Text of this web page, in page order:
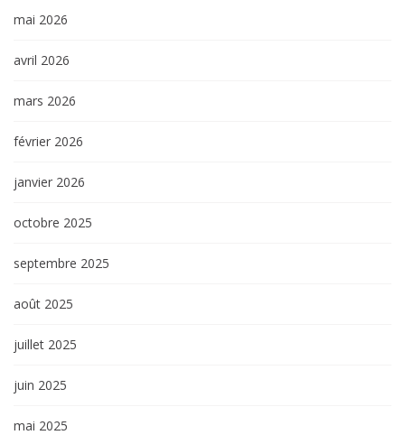
mai 2026
avril 2026
mars 2026
février 2026
janvier 2026
octobre 2025
septembre 2025
août 2025
juillet 2025
juin 2025
mai 2025